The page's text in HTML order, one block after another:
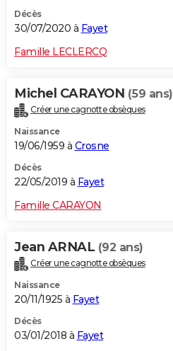
Décès
30/07/2020 à Fayet
Famille LECLERCQ
Michel CARAYON (59 ans)
Créer une cagnotte obsèques
Naissance
19/06/1959 à Crosne
Décès
22/05/2019 à Fayet
Famille CARAYON
Jean ARNAL (92 ans)
Créer une cagnotte obsèques
Naissance
20/11/1925 à Fayet
Décès
03/01/2018 à Fayet